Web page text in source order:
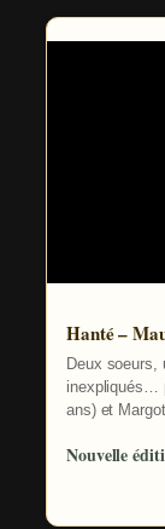
Hanté –
Deux soeurs,
inexpliqués…
ans) et
Nouvelle